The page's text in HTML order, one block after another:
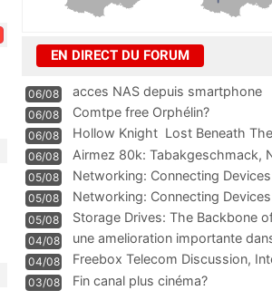
EN DIRECT DU FORUM
06/08 acces NAS depuis smartphone
06/08 Comtpe free Orphélin?
06/08 Hollow Knight  Lost Beneath
06/08
Airmez 80k: Tabakgeschmack,
Technologie und Leistung im
05/08 Networking: Connecting
05/08
Networking: Connecting
Information
05/08
Storage Drives: The Backbone
Management
04/08
une amelioration importante
WIFI
04/08
Freebox Telecom Discussion,
Communi
03/08 Fin canal plus cinéma?